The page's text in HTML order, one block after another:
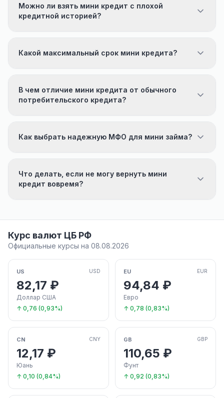
Можно ли взять мини кредит с плохой
кредитной историей?
Какой максимальный срок мини кредита?
В чем отличие мини кредита от обычного
потребительского кредита?
Как выбрать надежную МФО для мини займа?
Что делать, если не могу вернуть мини
кредит вовремя?
Курс валют ЦБ РФ
Официальные курсы на 08.08.2026
US USD
82,17 ₽
Доллар США
↑ 0,76 (0,93%)
EU EUR
94,84 ₽
Евро
↑ 0,78 (0,83%)
CN CNY
12,17 ₽
Юань
↑ 0,10 (0,84%)
GB GBP
110,65 ₽
Фунт
↑ 0,92 (0,83%)